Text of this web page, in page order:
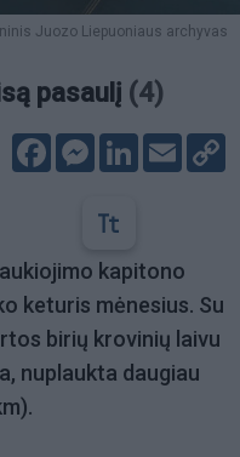
Juozo Liepuoniaus archyvas
pasaulį (4)
FacebookMessenger
LinkedIn
Email
kapitono
keturis mėnesius. Su
birių krovinių laivu
nuplaukta daugiau